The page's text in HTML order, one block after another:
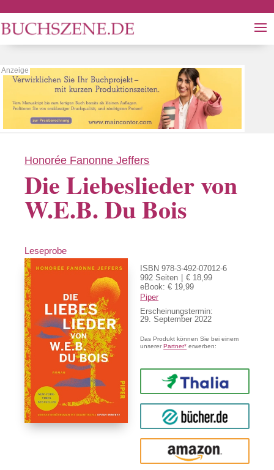
Honorée Fanonne Jeffers
Die Liebeslieder von
W.E.B. Du Bois
Leseprobe
ISBN 978-3-492-07012-6
992 Seiten
€ 18,99
eBook: € 19,99
Piper
Erscheinungstermin:
29. September 2022
Das Produkt können Sie bei einem
unsererPartner* erwerben:
Thalia
buecher.de
Amazon